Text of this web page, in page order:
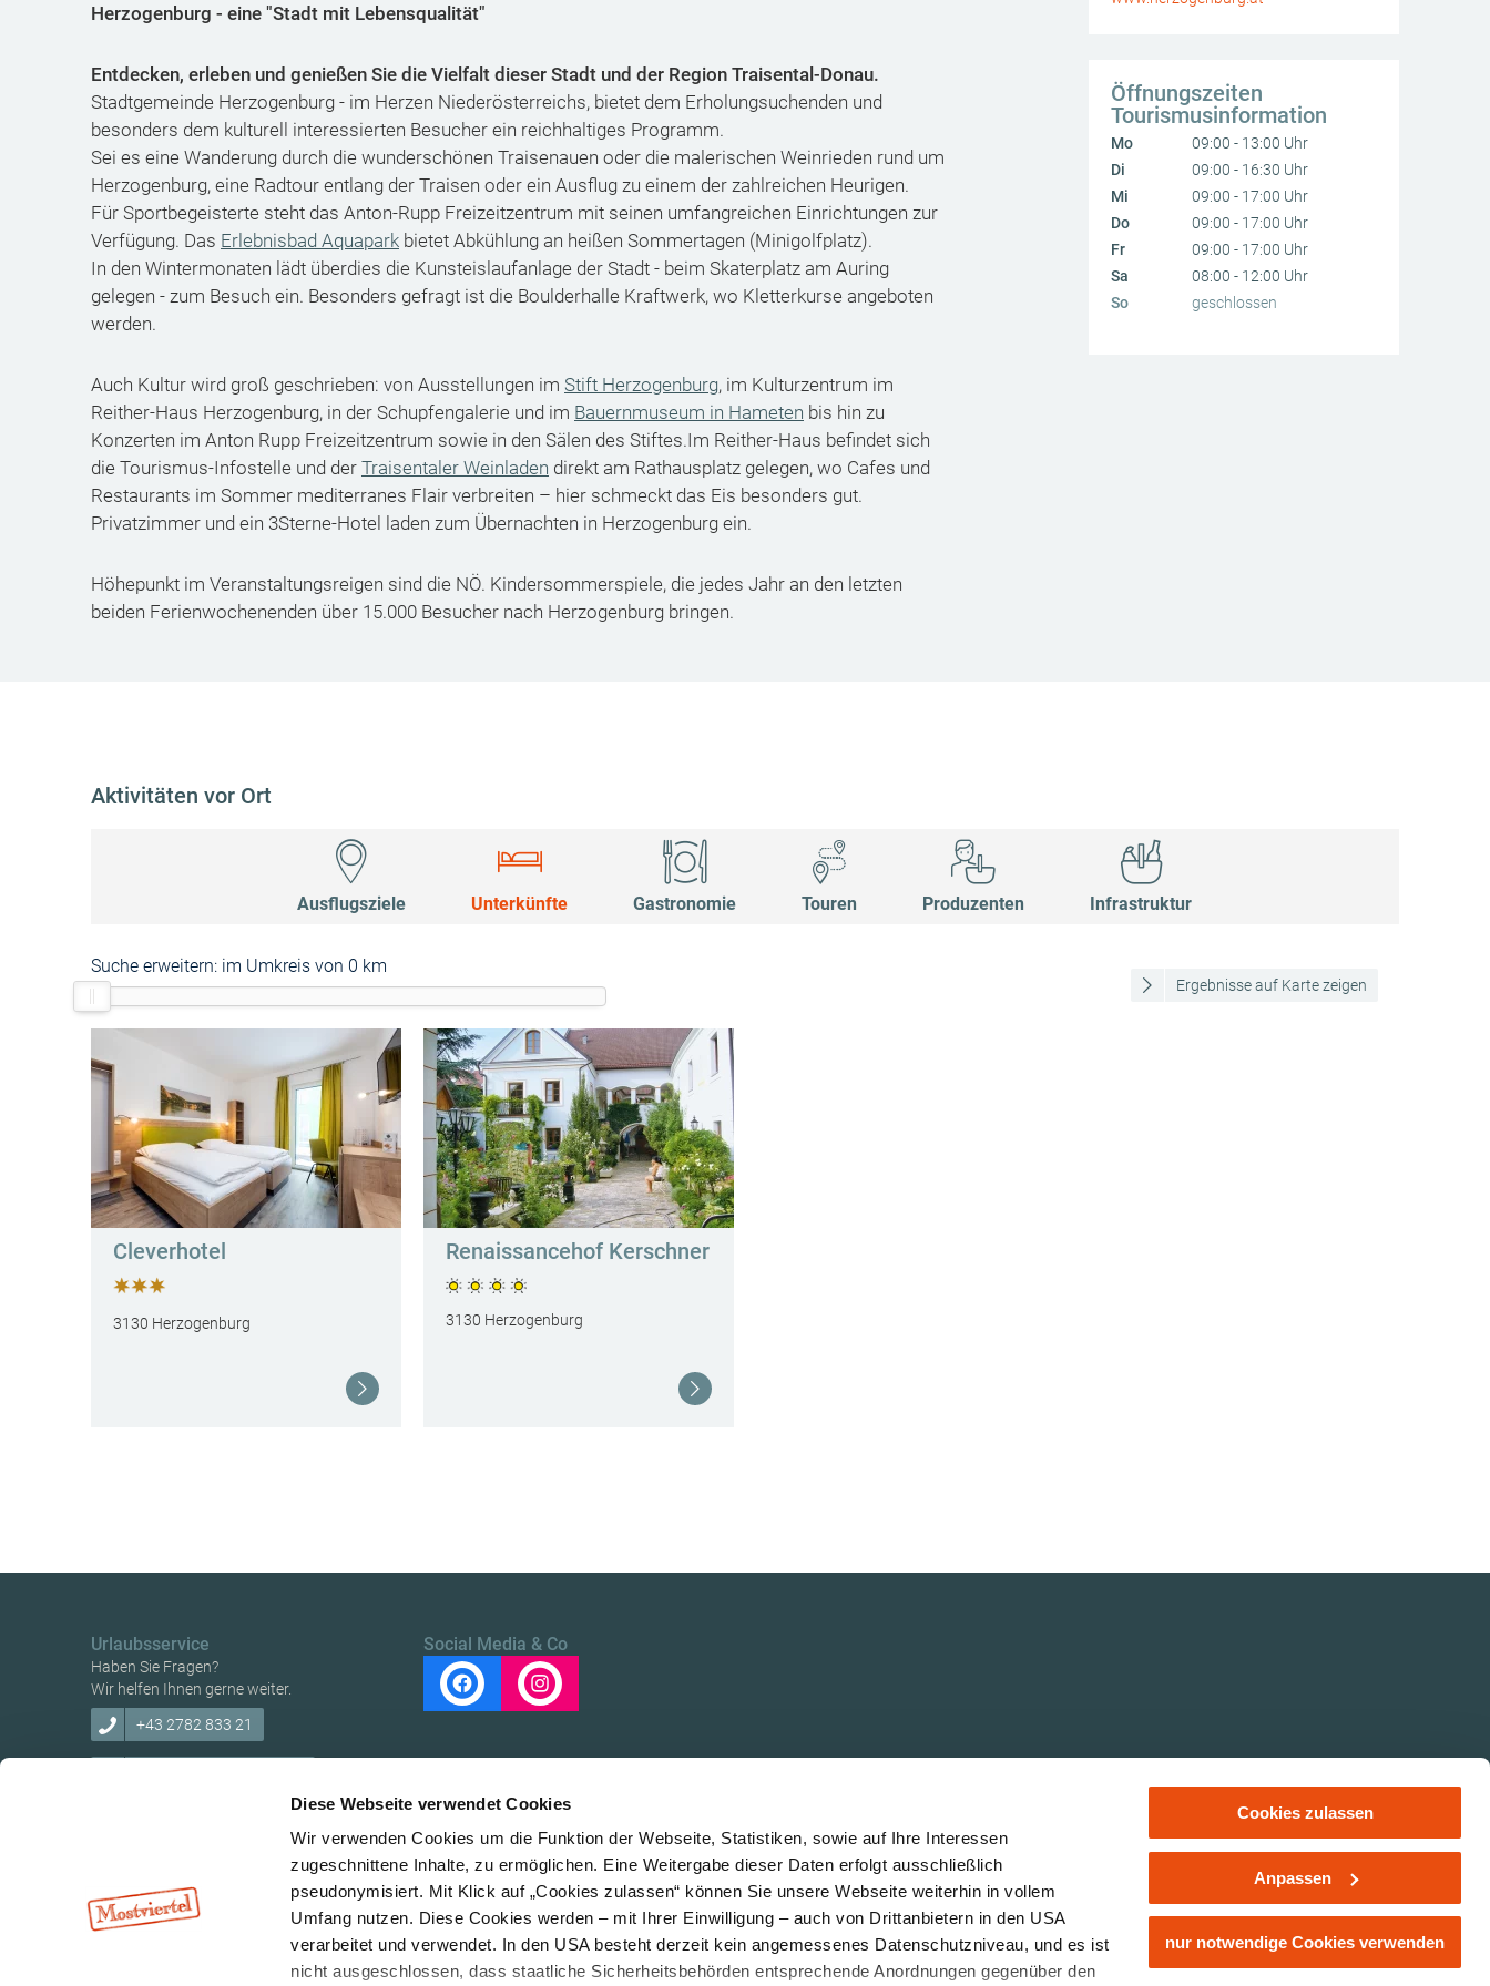
Diese Webseite verwendet Cookies
Wir verwenden Cookies um die Funktion der Webseite, Statistiken, sowie auf Ihre Interessen
zugeschnittene Inhalte, zu ermöglichen. Eine Weitergabe dieser Daten erfolgt ausschließlich
pseudonymisiert. Mit Klick auf „Cookies zulassen“ können Sie unsere Webseite weiterhin in vollem
Umfang nutzen. Diese Cookies werden – mit Ihrer Einwilligung – auch von Drittanbietern in den USA
verarbeitet und verwendet. In den USA besteht derzeit kein angemessenes Datenschutzniveau, und es ist
nicht ausgeschlossen, dass staatliche Sicherheitsbehörden entsprechende Anordnungen gegenüber den
Cookies zulassen
Anpassen
nur notwendige Cookies verwenden
Herzogenburg - eine "Stadt mit Lebensqualität"
Entdecken, erleben und genießen Sie die Vielfalt dieser Stadt und der Region Traisental-Donau.
Stadtgemeinde Herzogenburg - im Herzen Niederösterreichs, bietet dem Erholungsuchenden und
besonders dem kulturell interessierten Besucher ein reichhaltiges Programm.
Sei es eine Wanderung durch die wunderschönen Traisenauen oder die malerischen Weinrieden rund um
Herzogenburg, eine Radtour entlang der Traisen oder ein Ausflug zu einem der zahlreichen Heurigen.
Für Sportbegeisterte steht das Anton-Rupp Freizeitzentrum mit seinen umfangreichen Einrichtungen zur
Verfügung. Das Erlebnisbad Aquapark bietet Abkühlung an heißen Sommertagen (Minigolfplatz).
In den Wintermonaten lädt überdies die Kunsteislaufanlage der Stadt - beim Skaterplatz am Auring
gelegen - zum Besuch ein. Besonders gefragt ist die Boulderhalle Kraftwerk, wo Kletterkurse angeboten
werden.
Auch Kultur wird groß geschrieben: von Ausstellungen im Stift Herzogenburg, im Kulturzentrum im
Reither-Haus Herzogenburg, in der Schupfengalerie und im Bauernmuseum in Hameten bis hin zu
Konzerten im Anton Rupp Freizeitzentrum sowie in den Sälen des Stiftes.Im Reither-Haus befindet sich
die Tourismus-Infostelle und der Traisentaler Weinladen direkt am Rathausplatz gelegen, wo Cafes und
Restaurants im Sommer mediterranes Flair verbreiten – hier schmeckt das Eis besonders gut.
Privatzimmer und ein 3Sterne-Hotel laden zum Übernachten in Herzogenburg ein.
Höhepunkt im Veranstaltungsreigen sind die NÖ. Kindersommerspiele, die jedes Jahr an den letzten
beiden Ferienwochenenden über 15.000 Besucher nach Herzogenburg bringen.
Öffnungszeiten
Tourismusinformation
Mo
09:00 - 13:00 Uhr
Di
09:00 - 16:30 Uhr
Mi
09:00 - 17:00 Uhr
Do
09:00 - 17:00 Uhr
Fr
09:00 - 17:00 Uhr
Sa
08:00 - 12:00 Uhr
So
geschlossen
Aktivitäten vor Ort
Ausflugsziele Unterkünfte Gastronomie Touren Produzenten Infrastruktur
Suche erweitern: im Umkreis von 0 km
Ergebnisse auf Karte zeigen
Cleverhotel
3130 Herzogenburg
Renaissancehof Kerschner
3130 Herzogenburg
Urlaubsservice
Haben Sie Fragen?
Wir helfen Ihnen gerne weiter.
+43 2782 833 21
Social Media & Co
Über uns LE/LEADER 14-20 Impressum Datenschutz Partnerbereich